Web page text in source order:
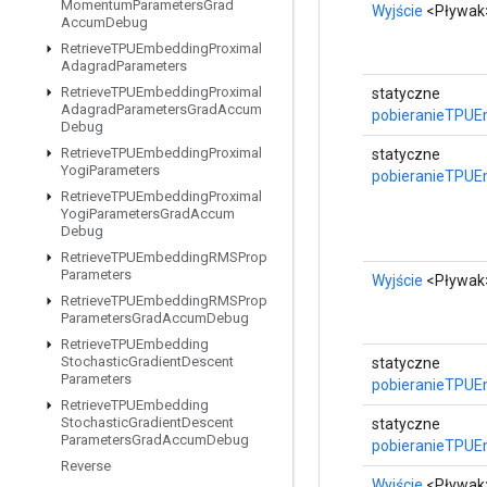
Momentum ParametersGrad
AccumDebug
RetrieveTPUEmbeddingProximal
AdagradParameters
RetrieveTPUEmbeddingProximal
AdagradParametersGradAccum
Debug
RetrieveTPUEmbeddingProximal
YogiParameters
RetrieveTPUEmbeddingProximal
YogiParametersGradAccum
Debug
RetrieveTPUEmbeddingRMSProp
Parameters
RetrieveTPUEmbeddingRMSProp
ParametersGradAccumDebug
RetrieveTPUEmbedding
StochasticGradientDescent
Parameters
RetrieveTPUEmbedding
StochasticGradientDescent
ParametersGradAccumDebug
Reverse
Wyjście
statyczne
statyczne
Wyjście
statyczne
statyczne